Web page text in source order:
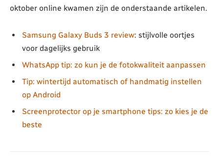
oktober online kwamen zijn de onderstaande artikelen.
Samsung Galaxy Buds 3 review: stijlvolle oortjes
voor dagelijks gebruik
WhatsApp tip: zo kun je de fotokwaliteit aanpassen
Tip: wintertijd automatisch of handmatig instellen
op Android
Screenprotector op je smartphone tips: zo kies je de
beste